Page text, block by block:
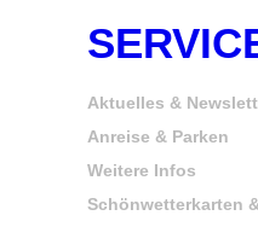
Aktuelles &
Anreise & Parken
Weitere Infos
Schönwetterkarten